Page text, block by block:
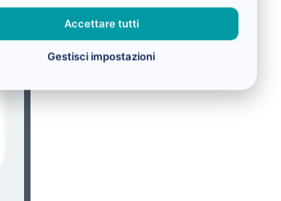
Accettare tutti
Gestisci impostazioni